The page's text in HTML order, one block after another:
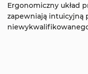
Ergonomiczny układ
zapewniają intuicyjną